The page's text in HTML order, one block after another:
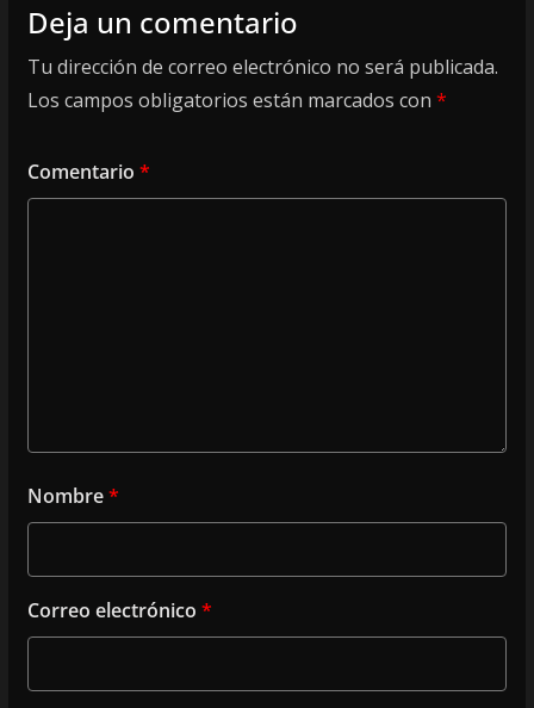
Deja un comentario
Tu dirección de correo electrónico no será publicada.
Los campos obligatorios están marcados con *
Comentario *
Nombre*
Correo electrónico *